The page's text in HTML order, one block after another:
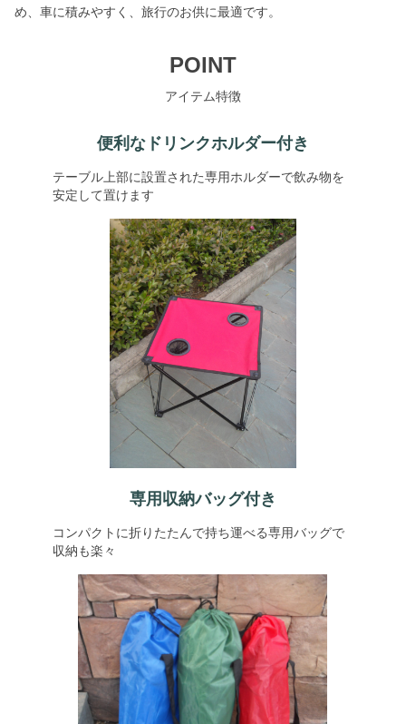
め、車に積みやすく、旅行のお供に最適です。
POINT
アイテム特徴
便利なドリンクホルダー付き
テーブル上部に設置された専用ホルダーで飲み物を
安定して置けます
専用収納バッグ付き
コンパクトに折りたたんで持ち運べる専用バッグで
収納も楽々